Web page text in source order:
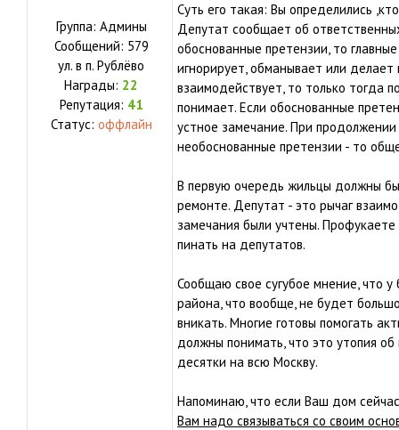
Группа: Админы
Сообщений: 579
ул. в п. Рублёво
Награды: 22
Репутация: 41
Статус: оффлайн
Суть его такая: Вы определились
Депутат сообщает об
обоснованные претензии, то
игнорирует, обманывает или делает
взаимодействует, то только тогда
понимает. Если обоснованные
устное замечание. При
необоснованные претензии - то
В первую очередь жильцы должны
ремонте. Депутат - это рычаг
замечания были учтены.
пинать на депутатов.
Сообщаю свое сугубое мнение, что
района, что вообще, не будет
вникать. Многие готовы помогать
должны понимать, что это утопия
десятки на всю Москву.
Напоминаю, что если Ваш дом
Вам надо связываться со своим